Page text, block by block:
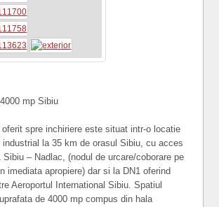
mp Sibiu
spre inchiriere este situat intr-o locatie
industrial la 35 km de orasul Sibiu, cu acces
Sibiu – Nadlac, (nodul de urcare/coborare pe
imediata apropiere) dar si la DN1 oferind
Aeroportul International Sibiu. Spatiul
de 4000 mp compus din hala